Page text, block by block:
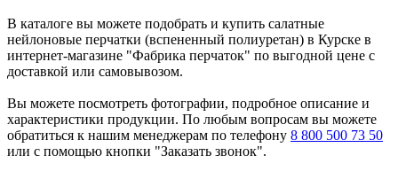
В каталоге вы можете подобрать и купить салатные
нейлоновые перчатки (вспененный полиуретан) в Курске в
интернет-магазине "Фабрика перчаток" по выгодной цене с
доставкой или самовывозом.
Вы можете посмотреть фотографии, подробное описание и
характеристики продукции. По любым вопросам вы можете
обратиться к нашим менеджерам по телефону 8 800 500 73 50
или с помощью кнопки "Заказать звонок".